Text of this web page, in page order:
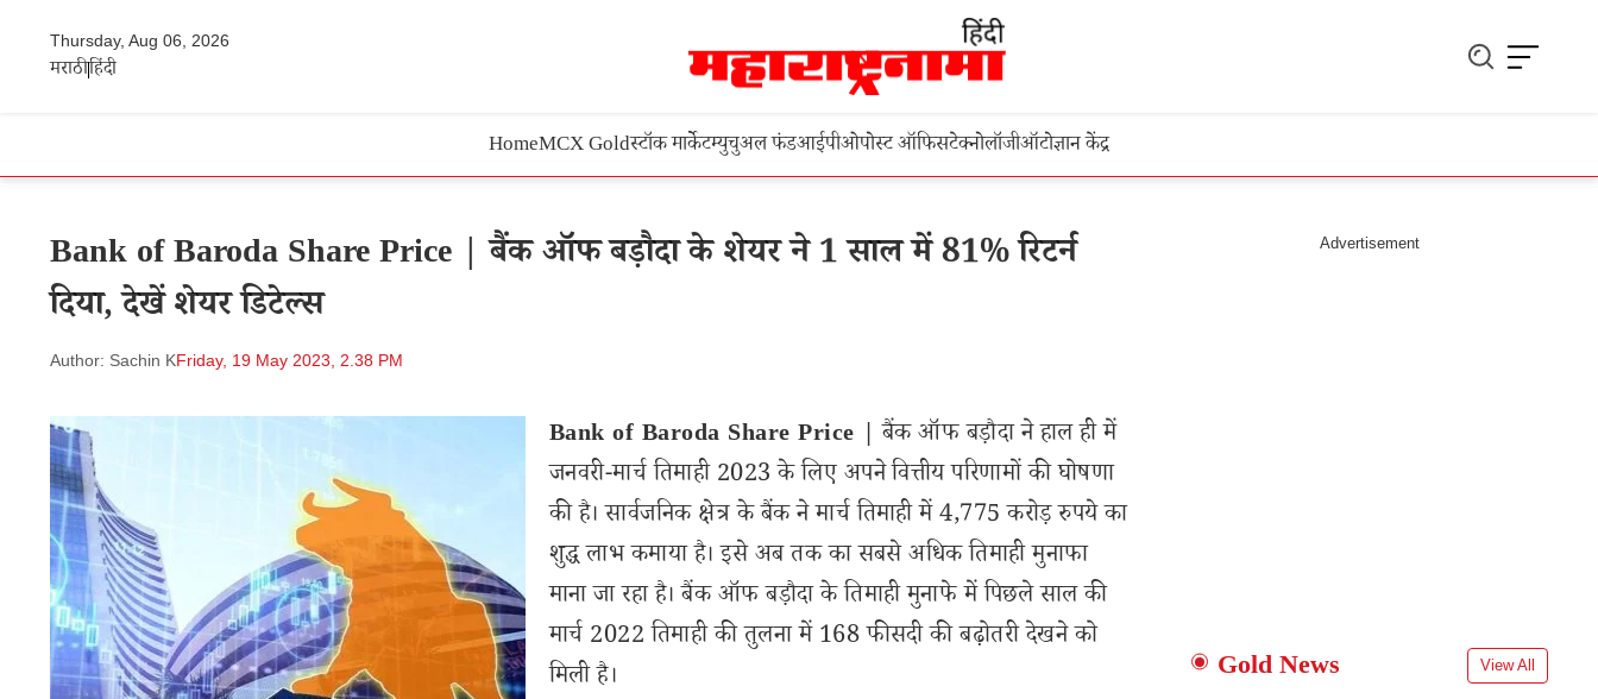
Thursday, Aug 06, 2026
मराठीहिंदी
HomeMCX Goldस्टॉक मार्केटम्युचुअल फंडआईपीओपोस्ट ऑफिसटेक्नोलॉजीऑटोज्ञान केंद्र
Bank of Baroda Share Price | बैंक ऑफ बड़ौदा के शेयर ने 1 साल में 81% रिटर्न
दिया, देखें शेयर डिटेल्स
Author: Sachin KFriday, 19 May 2023, 2.38 PM
Bank of Baroda Share Price | बैंक ऑफ बड़ौदा ने हाल ही में
जनवरी-मार्च तिमाही 2023 के लिए अपने वित्तीय परिणामों की घोषणा
की है। सार्वजनिक क्षेत्र के बैंक ने मार्च तिमाही में 4,775 करोड़ रुपये का
शुद्ध लाभ कमाया है। इसे अब तक का सबसे अधिक तिमाही मुनाफा
माना जा रहा है। बैंक ऑफ बड़ौदा के तिमाही मुनाफे में पिछले साल की
मार्च 2022 तिमाही की तुलना में 168 फीसदी की बढ़ोतरी देखने को
मिली है।
Gold News View All